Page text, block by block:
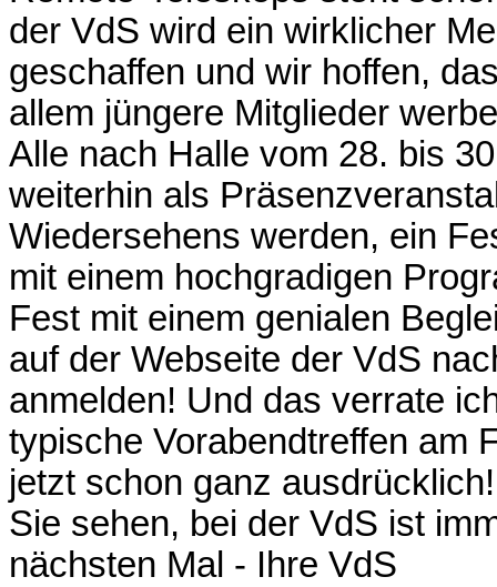
der VdS wird ein wirklicher
geschaffen und wir hoffen,
allem jüngere Mitglieder
Alle nach Halle vom 28. bis
weiterhin als
Wiedersehens werden, ein
mit einem hochgradigen
Fest mit einem genialen
auf der Webseite der VdS
anmelden! Und das verrate
typische Vorabendtreffen am
jetzt schon ganz ausdrücklich!
Sie sehen, bei der VdS ist
nächsten Mal - Ihre VdS